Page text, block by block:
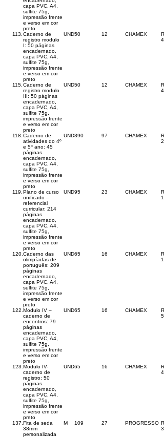
capa PVC, A4,
sulfite 75g,
impressão frente
e verso em cor
preto
113. Caderno de
registro modulo
I: 50 páginas
encadernado,
capa PVC, A4,
sulfite 75g,
impressão frente
e verso em cor
preto
UND50 12 CHAMEX
115. Caderno de
registro modulo
III: 50 páginas
encadernado,
capa PVC, A4,
sulfite 75g,
impressão frente
e verso em cor
preto
UND50 12 CHAMEX
118. Caderno de
atividades do 4º
e 5º ano: 45
páginas
encadernado,
capa PVC, A4,
sulfite 75g,
impressão frente
e verso em cor
preto
UND390 97 CHAMEX
119. Plano de curso
unificado –
referencial
curricular: 214
páginas
encadernado,
capa PVC, A4,
sulfite 75g,
impressão frente
e verso em cor
preto
UND95 23 CHAMEX
120. Caderno das
olimpíadas de
português: 209
páginas
encadernado,
capa PVC, A4,
sulfite 75g,
impressão frente
e verso em cor
preto
UND65 16 CHAMEX
122. Modulo IV –
caderno de
encontros: 79
páginas
encadernado,
capa PVC, A4,
sulfite 75g,
impressão frente
e verso em cor
preto
UND65 16 CHAMEX
123. Modulo IV-
caderno de
registro: 50
páginas
encadernado,
capa PVC, A4,
sulfite 75g,
impressão frente
e verso em cor
preto
UND65 16 CHAMEX
137. Fita de seda
38mm
personalizada
M 109 27 PROGRESSO